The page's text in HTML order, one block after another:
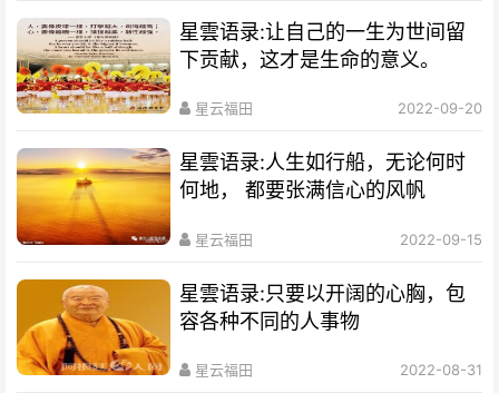
星雲语录:让自己的一生为世间留
下贡献，这才是生命的意义。
星云福田 2022-09-20
星雲语录:人生如行船，无论何时
何地， 都要张满信心的风帆
星云福田 2022-09-15
星雲语录:只要以开阔的心胸，包
容各种不同的人事物
星云福田 2022-08-31